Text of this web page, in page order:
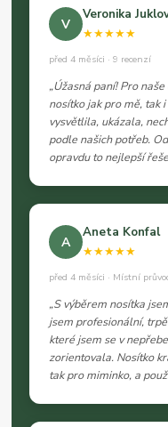
V
Veronika
★★★★★
před 4 měsíci · 9 recenzí
„Úžasná paní! Pro
nosítko jak pro mě, tak
vysvětlila, ukázala,
podle našich potřeb.
opravdu to nejlepší
A
Aneta Konfal
★★★★★
před 4 měsíci · Místní
„S výběrem nosítka
jsem profesionální,
které jsem se v
zorientovala. Nosítko
tak pro miminko, a